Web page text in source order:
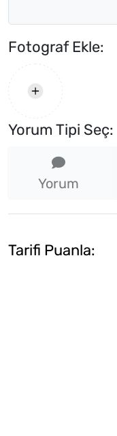
Fotograf Ekle:
Yorum Tipi Seç:
Yorum
Tarifi Puanla: